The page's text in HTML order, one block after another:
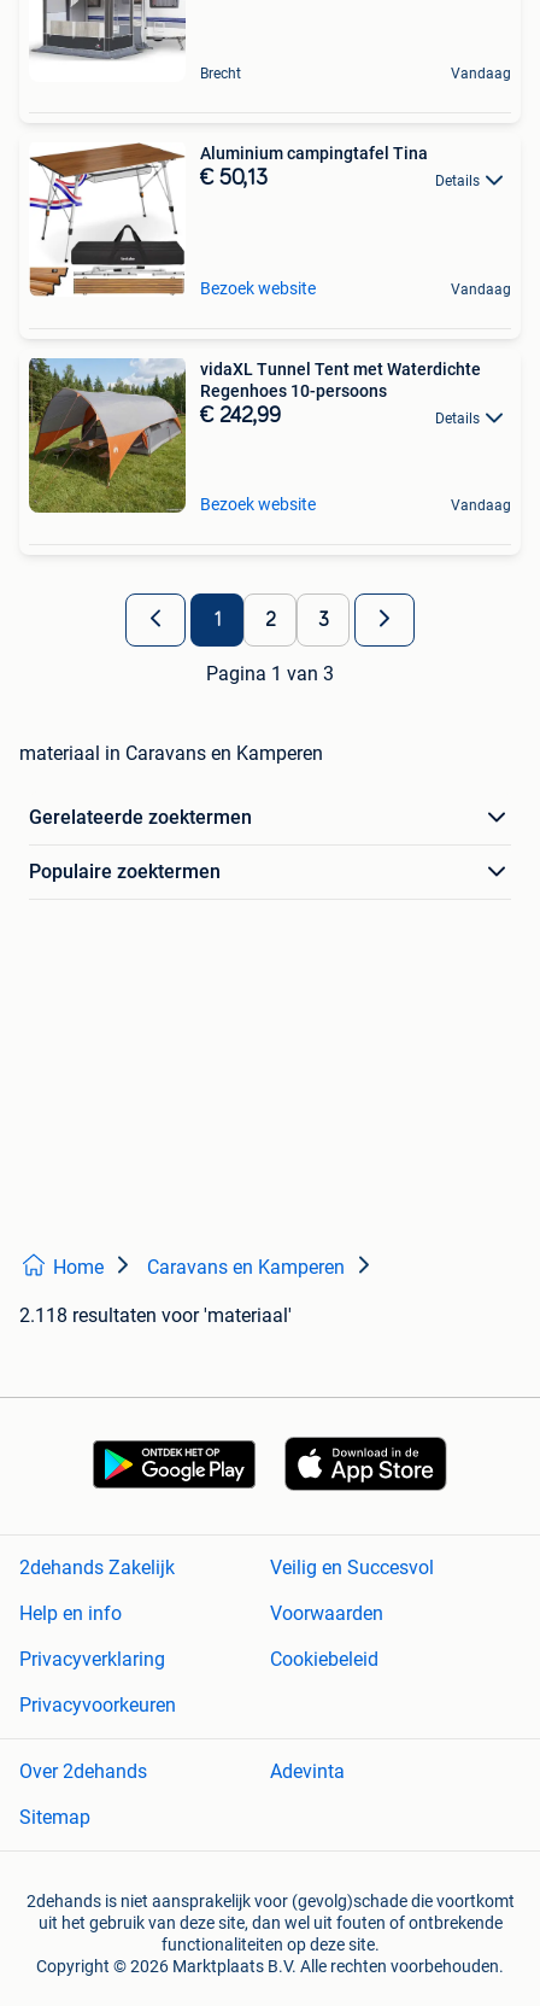
Brecht Vandaag
Aluminium campingtafel Tina
€ 50,13 Details
Bezoek website Vandaag
vidaXL Tunnel Tent met Waterdichte
Regenhoes 10-persoons
€ 242,99 Details
Bezoek website Vandaag
1 2 3
Pagina 1 van 3
materiaal in Caravans en Kamperen
Gerelateerde zoektermen
Populaire zoektermen
Home Caravans en Kamperen
2.118 resultaten voor 'materiaal'
2dehands Zakelijk
Veilig en Succesvol
Help en info
Voorwaarden
Privacyverklaring
Cookiebeleid
Privacyvoorkeuren
Over 2dehands
Adevinta
Sitemap
2dehands is niet aansprakelijk voor (gevolg)schade die voortkomt
uit het gebruik van deze site, dan wel uit fouten of ontbrekende
functionaliteiten op deze site.
Copyright © 2026 Marktplaats B.V. Alle rechten voorbehouden.